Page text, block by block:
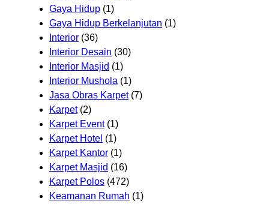
Gaya Hidup (1)
Gaya Hidup Berkelanjutan (1)
Interior (36)
Interior Desain (30)
Interior Masjid (1)
Interior Mushola (1)
Jasa Obras Karpet(7)
Karpet(2)
Karpet Event(1)
Karpet Hotel (1)
Karpet Kantor (1)
Karpet Masjid (16)
Karpet Polos (472)
Keamanan Rumah (1)